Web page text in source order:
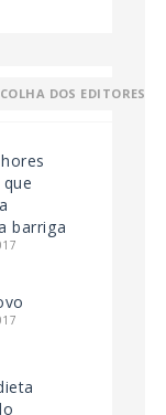
DOS EDITORES
barriga